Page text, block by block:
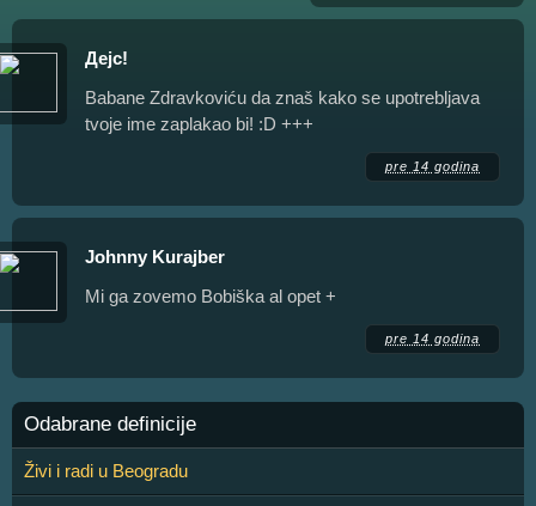
Дејс!
Babane Zdravkoviću da znaš kako se upotrebljava
tvoje ime zaplakao bi! :D +++
pre 14 godina
Johnny Kurajber
Mi ga zovemo Bobiška al opet +
pre 14 godina
Odabrane definicije
Živi i radi u Beogradu